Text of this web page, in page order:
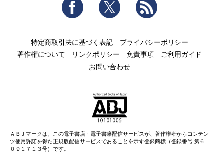
Facebook Twitter
特定商取引法に基づく表記
プライバシーポリシー
著作権について
リンクポリシー 免責事項
ご利用ガイド
お問い合わせ
ＡＢＪマークは、この電子書店・電子書籍配信サービスが、著作権者からコンテン
ツ使用許諾を得た正規版配信サービスであることを示す登録商標（登録番号 第６
０９１７１３号）です。